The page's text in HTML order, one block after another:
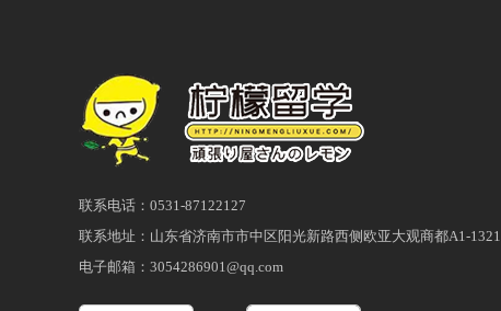
联系电话：0531-87122127
联系地址：山东省济南市市中区阳光新路西侧欧亚大观商都A1-1321
电子邮箱：3054286901@qq.com